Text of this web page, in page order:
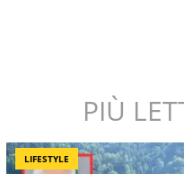
PIÙ
LIFESTYLE